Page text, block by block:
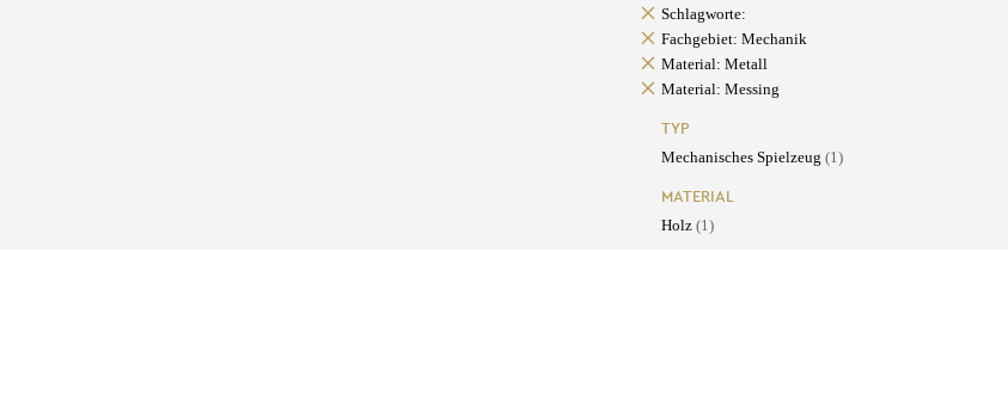
Schlagworte:
Fachgebiet: Mechanik
Material: Metall
Material: Messing
TYP
Mechanisches Spielzeug (1)
MATERIAL
Holz (1)